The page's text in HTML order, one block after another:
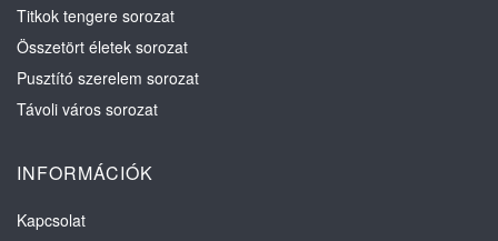
Titkok tengere sorozat
Összetört életek sorozat
Pusztító szerelem sorozat
Távoli város sorozat
INFORMÁCIÓK
Kapcsolat